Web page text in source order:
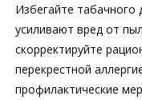
Избегайте
усиливают вред от
скорректируйте
перекрестной
профилактические